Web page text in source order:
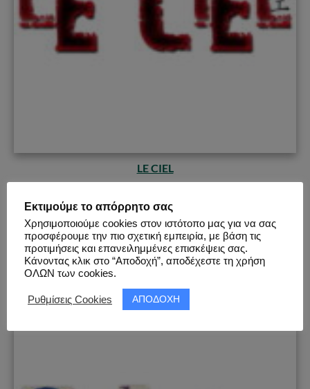
LE CIEL
|||Ενεργός: Όχι |||Αριθμός Εκδηλώσεων
Αθήνα
Θεσσαλονίκη Τύπος
Κατηγορία:Japan & Anime&Videogames|||Έναρξη
09.03.2008 |||Παύση: 05.02.2016 |||Λίστα Εκδηλώσεων
|||Σύνδεσμοι:Page, Facebook,Group|||
Εκτιμούμε το απόρρητο σας
Χρησιμοποιούμε cookies στον ιστότοπο μας για να σας
προσφέρουμε την πιο σχετική εμπειρία, με βάση τις
προτιμήσεις και επανειλημμένες επισκέψεις σας.
Κάνοντας κλικ στο “Αποδοχή”, αποδέχεστε τη χρήση
ΟΛΩΝ των cookies.
Ρυθμίσεις Cookies ΑΠΟΔΟΧΗ